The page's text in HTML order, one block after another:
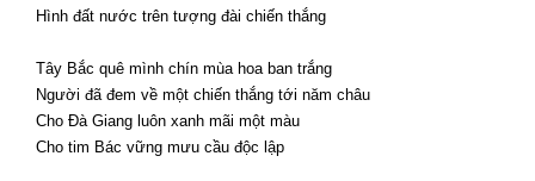
Hình đất nước trên tượng đài chiến thắng
Tây Bắc quê mình chín mùa hoa ban trắng
Người đã đem về một chiến thắng tới năm châu
Cho Đà Giang luôn xanh mãi một màu
Cho tim Bác vững mưu cầu độc lập